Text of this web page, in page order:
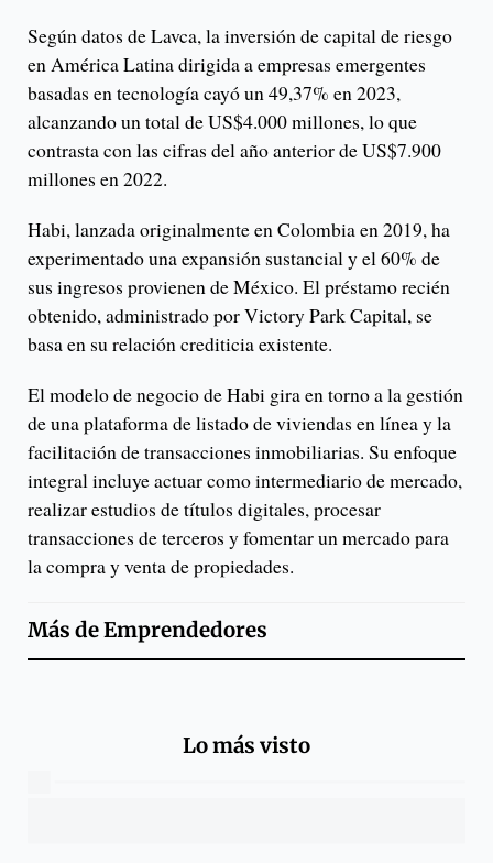
Según datos de Lavca, la inversión de capital de riesgo
en América Latina dirigida a empresas emergentes
basadas en tecnología cayó un 49,37% en 2023,
alcanzando un total de US$4.000 millones, lo que
contrasta con las cifras del año anterior de US$7.900
millones en 2022.
Habi, lanzada originalmente en Colombia en 2019, ha
experimentado una expansión sustancial y el 60% de
sus ingresos provienen de México. El préstamo recién
obtenido, administrado por Victory Park Capital, se
basa en su relación crediticia existente.
El modelo de negocio de Habi gira en torno a la gestión
de una plataforma de listado de viviendas en línea y la
facilitación de transacciones inmobiliarias. Su enfoque
integral incluye actuar como intermediario de mercado,
realizar estudios de títulos digitales, procesar
transacciones de terceros y fomentar un mercado para
la compra y venta de propiedades.
Más deEmprendedores
Lo más visto